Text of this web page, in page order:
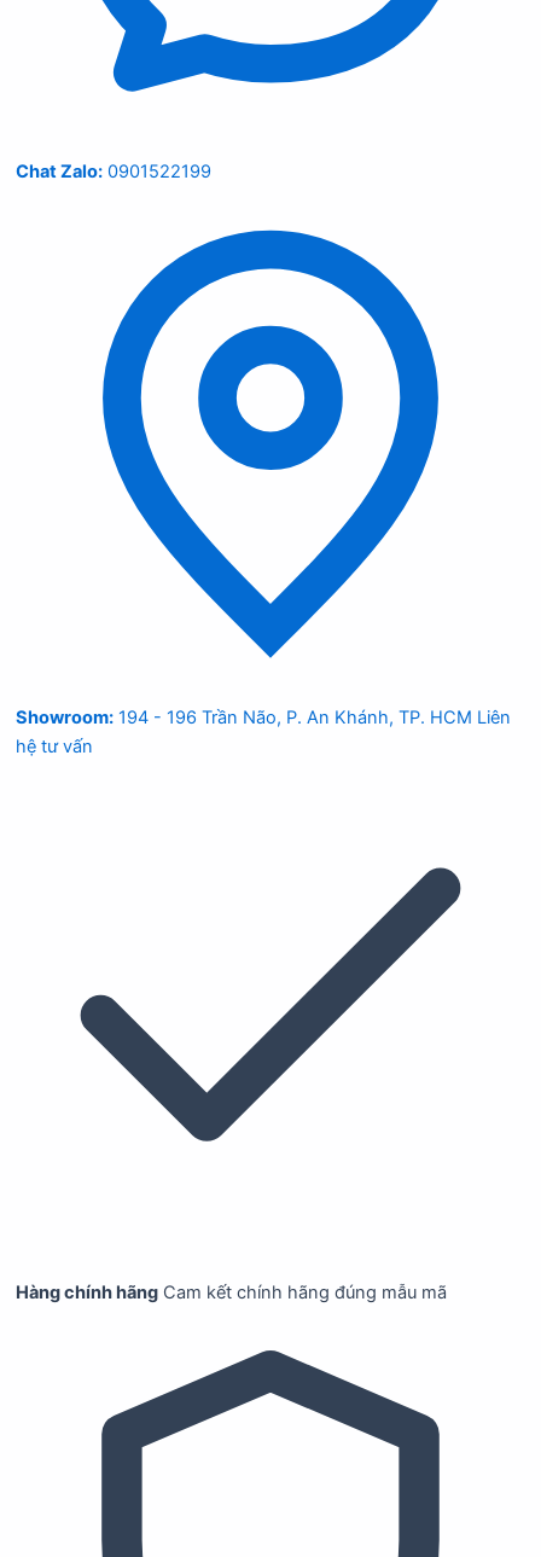
Chat Zalo: 0901522199
Showroom: 194 - 196 Trần Não, P. An Khánh, TP. HCM Liên
hệ tư vấn
Hàng chính hãng Cam kết chính hãng đúng mẫu mã